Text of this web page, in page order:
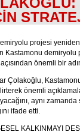
projesi
Kastamonu
önemli bir
Çolakoğlu,
önemli
aynı
ifade etti.
KALKINMAYI